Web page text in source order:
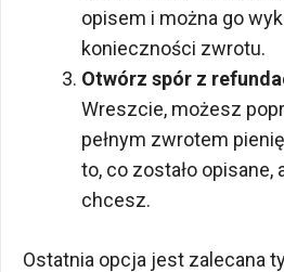
opisem i można go
konieczności zwrotu.
Otwórz spór z
Wreszcie, możesz
pełnym zwrotem
to, co zostało opisane,
chcesz.
Ostatnia opcja jest zalecana